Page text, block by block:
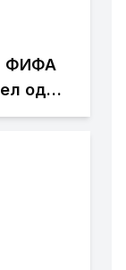
ФИФА
од